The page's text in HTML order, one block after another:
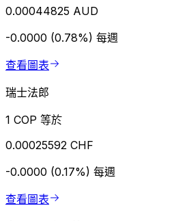
0.00044825 AUD
-0.0000 (0.78%) 每週
查看圖表
瑞士法郎
1 COP 等於
0.00025592 CHF
-0.0000 (0.17%) 每週
查看圖表